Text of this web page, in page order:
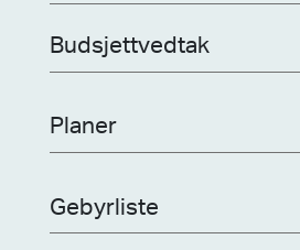
Budsjettvedtak
Planer
Gebyrliste